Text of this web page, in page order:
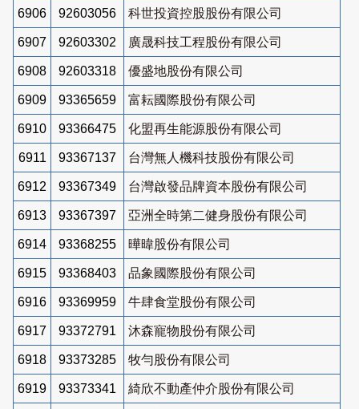
6906 92603056 科世投資控股股份有限公司
6907 92603302 廣晟科技工程股份有限公司
6908 92603318 優盛地股份有限公司
6909 93365659 富耘國際股份有限公司
6910 93366475 化盟再生能源股份有限公司
6911 93367137 台灣無人機科技股份有限公司
6912 93367349 台灣啟發品牌資本股份有限公司
6913 93367397 亞洲全時第二健身股份有限公司
6914 93368255 曄暐股份有限公司
6915 93368403 品象國際股份有限公司
6916 93369959 牛肆食堂股份有限公司
6917 93372791 沐森寵物股份有限公司
6918 93373285 牧勻股份有限公司
6919 93373341 綺欣不動產仲介股份有限公司